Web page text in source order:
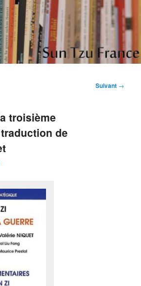
de la guerre" de Sun Tzu
Suivant →
troisième
de